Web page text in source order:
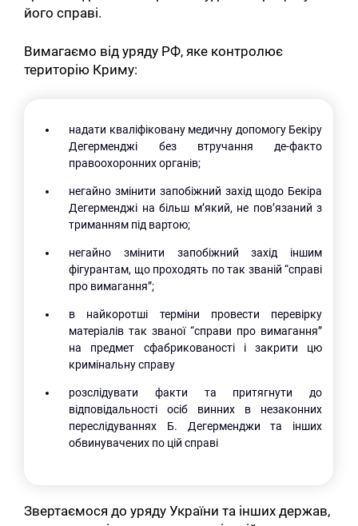
його справі.
Вимагаємо від уряду РФ, яке контролює
територію Криму:
надати кваліфіковану медичну допомогу Бекіру
Дегерменджі без втручання де-факто
правоохоронних органів;
негайно змінити запобіжний захід щодо Бекіра
Дегерменджі на більш м’який, не пов’язаний з
триманням під вартою;
негайно змінити запобіжний захід іншим
фігурантам, що проходять по так званій “справі
про вимагання”;
в найкоротші терміни провести перевірку
матеріалів так званої “справи про вимагання”
на предмет сфабрикованості і закрити цю
кримінальну справу
розслідувати факти та притягнути до
відповідальності осіб винних в незаконних
переслідуваннях Б. Дегерменджи та інших
обвинувачених по цій справі
Звертаємося до уряду України та інших держав,